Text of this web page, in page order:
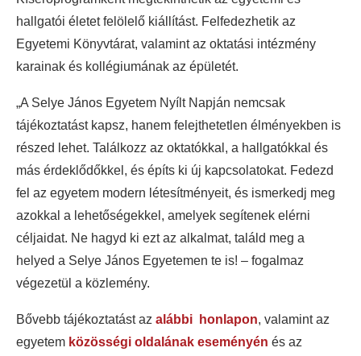
hallgatói életet felölelő kiállítást. Felfedezhetik az
Egyetemi Könyvtárat, valamint az oktatási intézmény
karainak és kollégiumának az épületét.
„A Selye János Egyetem Nyílt Napján nemcsak
tájékoztatást kapsz, hanem felejthetetlen élményekben is
részed lehet. Találkozz az oktatókkal, a hallgatókkal és
más érdeklődőkkel, és építs ki új kapcsolatokat. Fedezd
fel az egyetem modern létesítményeit, és ismerkedj meg
azokkal a lehetőségekkel, amelyek segítenek elérni
céljaidat. Ne hagyd ki ezt az alkalmat, találd meg a
helyed a Selye János Egyetemen te is! – fogalmaz
végezetül a közlemény.
Bővebb tájékoztatást az alábbi honlapon, valamint az
egyetem közösségi oldalának eseményén és az